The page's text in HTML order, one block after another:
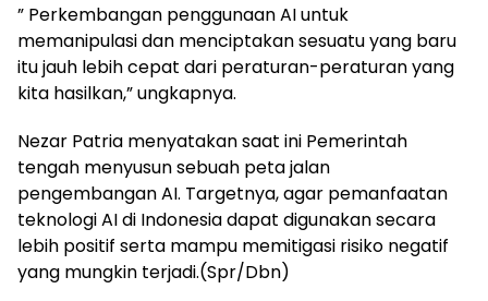
” Perkembangan penggunaan AI untuk
memanipulasi dan menciptakan sesuatu yang baru
itu jauh lebih cepat dari peraturan-peraturan yang
kita hasilkan,” ungkapnya.
Nezar Patria menyatakan saat ini Pemerintah
tengah menyusun sebuah peta jalan
pengembangan AI. Targetnya, agar pemanfaatan
teknologi AI di Indonesia dapat digunakan secara
lebih positif serta mampu memitigasi risiko negatif
yang mungkin terjadi.(Spr/Dbn)